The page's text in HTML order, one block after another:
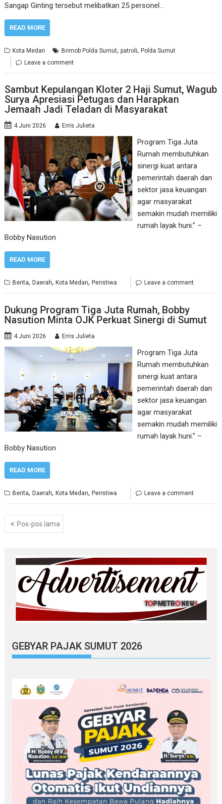
Sangap Ginting tersebut melibatkan 25 personel…
READ MORE
Kota Medan Brimob Polda Sumut,patroli,Polda Sumut
Leave a comment
Sambut Kepulangan Kloter 2 Haji Sumut, Wagub
Surya Apresiasi Petugas dan Harapkan
Jemaah Jadi Teladan di Masyarakat
4 Juni 2026 Erris Julieta
Program Tiga Juta
Rumah membutuhkan
sinergi kuat antara
pemerintah daerah dan
sektor jasa keuangan
agar masyarakat
semakin mudah memiliki
rumah layak huni.” –
Bobby Nasution
READ MORE
Berita,Daerah,Kota Medan,Peristiwa Leave a comment
Dukung Program Tiga Juta Rumah, Bobby
Nasution Minta OJK Perkuat Sinergi di Sumut
4 Juni 2026 Erris Julieta
Program Tiga Juta
Rumah membutuhkan
sinergi kuat antara
pemerintah daerah dan
sektor jasa keuangan
agar masyarakat
semakin mudah memiliki
rumah layak huni.” –
Bobby Nasution
READ MORE
Berita,Daerah,Kota Medan,Peristiwa Leave a comment
Navigasi
pos
Pos-pos lama
GEBYAR PAJAK SUMUT 2026